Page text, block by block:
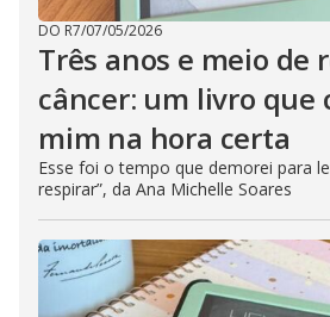
DO R7/07/05/2026
Três anos e meio de
câncer: um livro que
mim na hora certa
Esse foi o tempo que demorei para
respirar”, da Ana Michelle Soares